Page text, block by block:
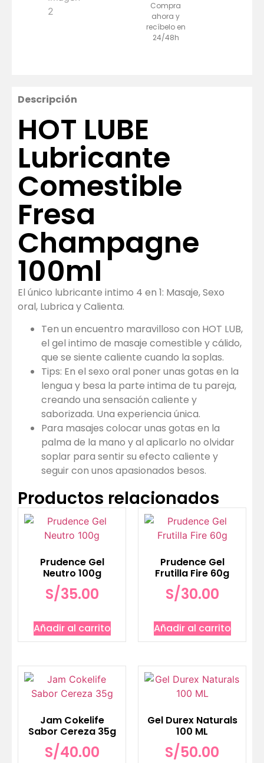
Compra
ahora y
recíbelo en
24/48h
Descripción
HOT LUBE
Lubricante
Comestible
Fresa
Champagne
100ml
El único lubricante intimo 4 en 1: Masaje, Sexo
oral, Lubrica y Calienta.
Ten un encuentro maravilloso con HOT LUB,
el gel intimo de masaje comestible y cálido,
que se siente caliente cuando la soplas.
Tips: En el sexo oral poner unas gotas en la
lengua y besa la parte intima de tu pareja,
creando una sensación caliente y
saborizada. Una experiencia única.
Para masajes colocar unas gotas en la
palma de la mano y al aplicarlo no olvidar
soplar para sentir su efecto caliente y
seguir con unos apasionados besos.
Productos relacionados
Prudence Gel
Neutro 100g
S/35.00
Añadir al carrito
Prudence Gel
Frutilla Fire 60g
S/30.00
Añadir al carrito
Jam Cokelife
Sabor Cereza 35g
S/40.00
Gel Durex Naturals
100 ML
S/50.00